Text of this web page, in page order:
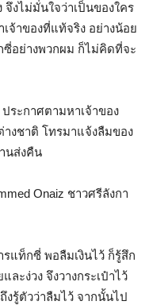
จึงไม่มั่นใจว่าเป็นของใคร
จ้าของที่แท้จริง อย่างน้อย
อย่างพวกผม ก็ไม่คิดที่จะ
ระกาศตามหาเจ้าของ
งชาติ โทรมาแจ้งลืมของ
นส่งคืน
Onaiz ชาวศรีลังกา
รแท็กซี่ พอลืมเงินไว้ ก็รู้สึก
ละง่วง จึงวางกระเป๋าไว้
งรู้ตัวว่าลืมไว้ จากนั้นไป